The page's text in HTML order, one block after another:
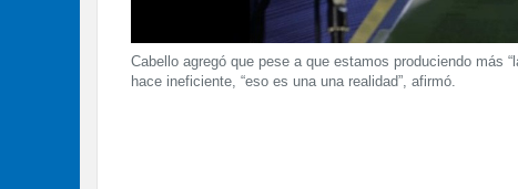
Cabello agregó que pese a que estamos produciendo más
hace ineficiente, “eso es una una realidad”, afirmó.